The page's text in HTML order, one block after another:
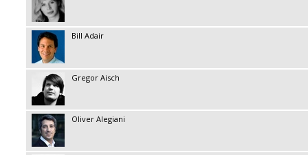
Bill Adair
Gregor Aisch
Oliver Alegiani